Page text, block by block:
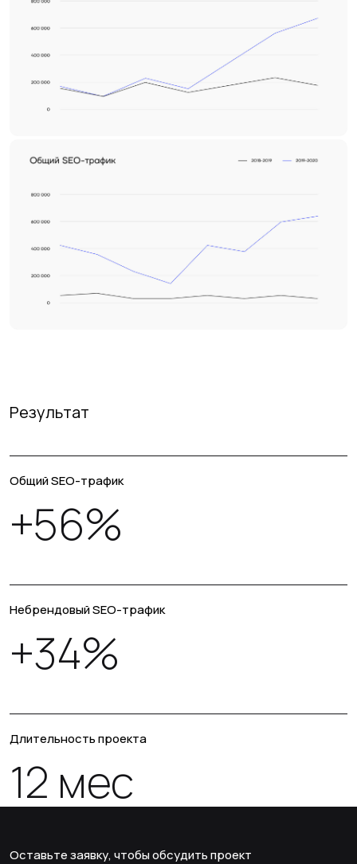
Результат
Общий SEO-трафик
+56%
Небрендовый SEO-трафик
+34%
Длительность проекта
12 мес
Оставьте заявку, чтобы обсудить проект